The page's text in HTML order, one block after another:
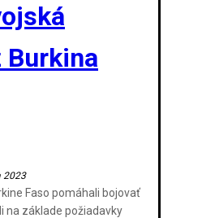
Burkina
2023
Faso pomáhali bojovať
na základe požiadavky